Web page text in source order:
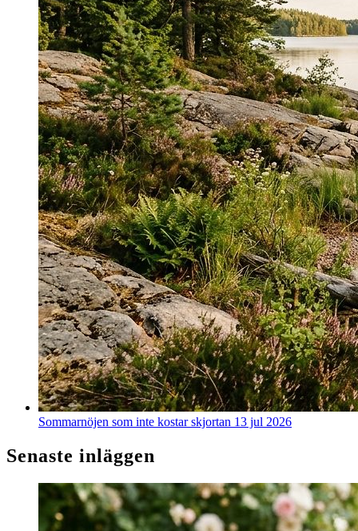
Sommarnöjen som inte kostar skjortan 13 jul 2026
Senaste inläggen